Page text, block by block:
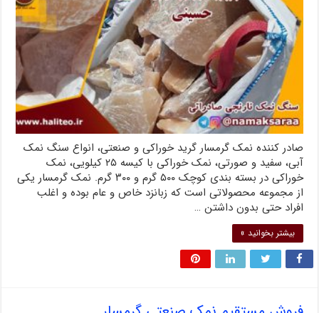
صادر کننده نمک گرمسار گرید خوراکی و صنعتی، انواع سنگ نمک
آبی، سفید و صورتی، نمک خوراکی با کیسه ۲۵ کیلویی، نمک
خوراکی در بسته بندی کوچک ۵۰۰ گرم و ۳۰۰ گرم. نمک گرمسار یکی
از مجموعه محصولاتی است که زبانزد خاص و عام بوده و اغلب
افراد حتی بدون داشتن …
بیشتر بخوانید »